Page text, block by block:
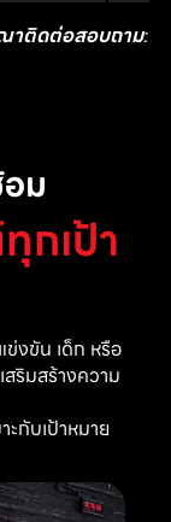
าติดต่อสอบถาม:
ม
กเป้า
งขัน เด็ก หรือ
ริมสร้างความ
ะกับเป้าหมาย